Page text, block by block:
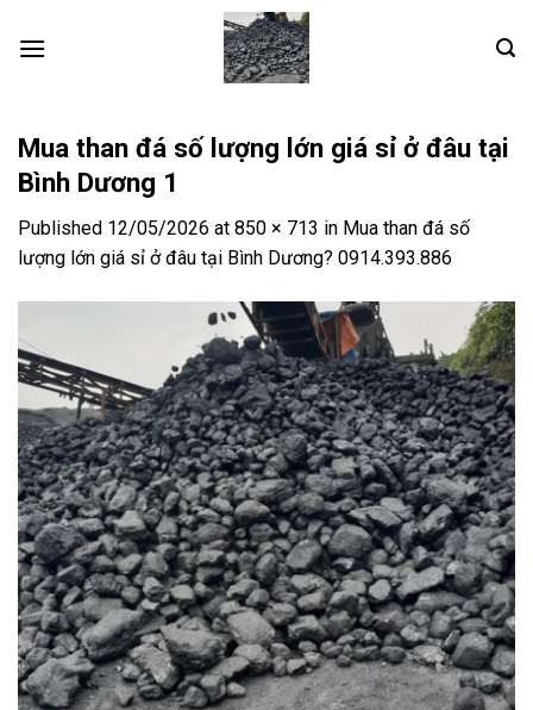
Mua than đá số lượng lớn giá sỉ ở đâu tại
Bình Dương 1
Published 12/05/2026 at 850 × 713 in Mua than đá số
lượng lớn giá sỉ ở đâu tại Bình Dương? 0914.393.886